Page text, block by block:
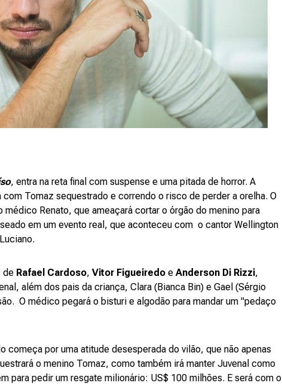
, entra na reta final com suspense e uma pitada de horror. A
Tomaz sequestrado e correndo o risco de perder a orelha. O
Renato, que ameaçará cortar o órgão do menino para
em um evento real, que aconteceu com o cantor Wellington
de Rafael Cardoso, Vitor Figueiredo e Anderson Di Rizzi,
além dos pais da criança, Clara (Bianca Bin) e Gael (Sérgio
O médico pegará o bisturi e algodão para mandar um "pedaço
começa por uma atitude desesperada do vilão, que não apenas
o menino Tomaz, como também irá manter Juvenal como
para pedir um resgate milionário: US$ 100 milhões. E será com o